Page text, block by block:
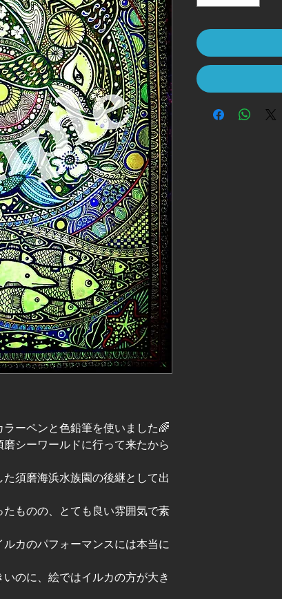
ーペンと色鉛筆を使いました🌈
シーワールドに行って来たから
須磨海浜水族園の後継として出
ものの、とても良い雰囲気で素
カのパフォーマンスには本当に
のに、絵ではイルカの方が大き